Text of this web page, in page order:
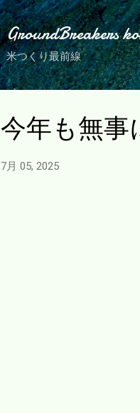
GroundBreakers
米つくり最前線
今年も無事
7月 05, 2025